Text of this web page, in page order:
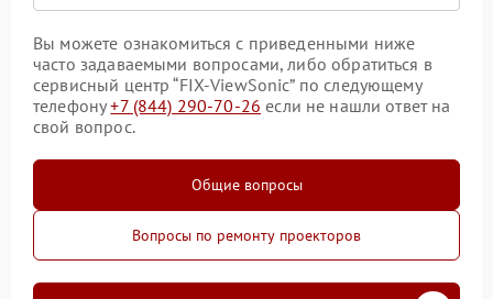
Вы можете ознакомиться с приведенными ниже
часто задаваемыми вопросами, либо обратиться в
сервисный центр “FIX-ViewSonic” по следующему
телефону+7 (844) 290-70-26 если не нашли ответ на
свой вопрос.
Общие вопросы
Вопросы по ремонту проекторов